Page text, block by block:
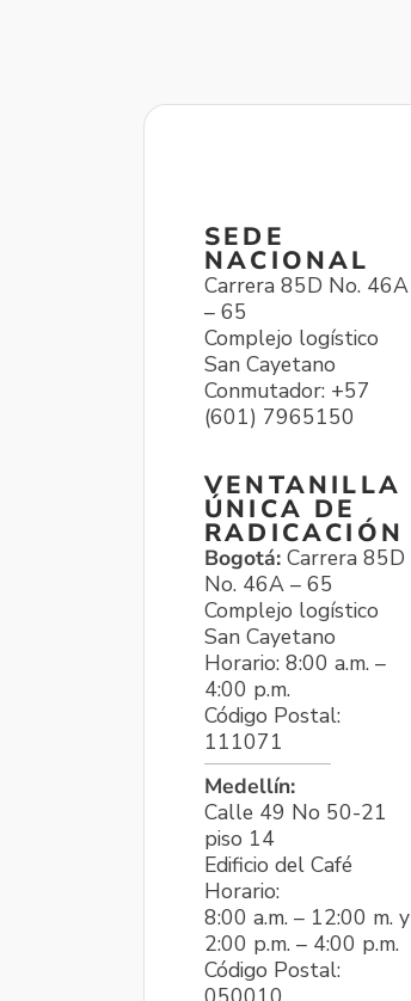
SEDE
NACIONAL
Carrera 85D No. 46A
– 65
Complejo logístico
San Cayetano
Conmutador: +57
(601) 7965150
VENTANILLA
ÚNICA DE
RADICACIÓN
Bogotá: Carrera 85D
No. 46A – 65
Complejo logístico
San Cayetano
Horario: 8:00 a.m. –
4:00 p.m.
Código Postal:
111071
Medellín:
Calle 49 No 50-21
piso 14
Edificio del Café
Horario:
8:00 a.m. – 12:00 m. y
2:00 p.m. – 4:00 p.m.
Código Postal: